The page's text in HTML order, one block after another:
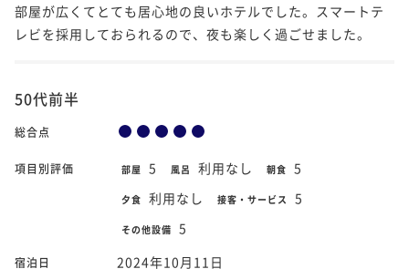
部屋が広くてとても居心地の良いホテルでした。スマートテ
レビを採用しておられるので、夜も楽しく過ごせました。
50代前半
総合点
項目別評価 部屋 5 風呂 利用なし 朝食 5
夕食 利用なし 接客・サービス 5
その他設備 5
宿泊日 2024年10月11日